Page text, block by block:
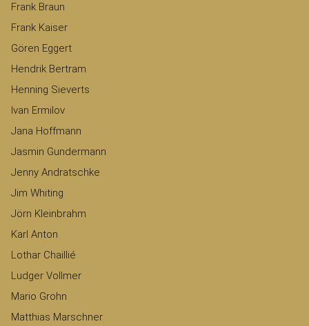
Frank Braun
Frank Kaiser
Gören Eggert
Hendrik Bertram
Henning Sieverts
Ivan Ermilov
Jana Hoffmann
Jasmin Gundermann
Jenny Andratschke
Jim Whiting
Jörn Kleinbrahm
Karl Anton
Lothar Chaillié
Ludger Vollmer
Mario Grohn
Matthias Marschner